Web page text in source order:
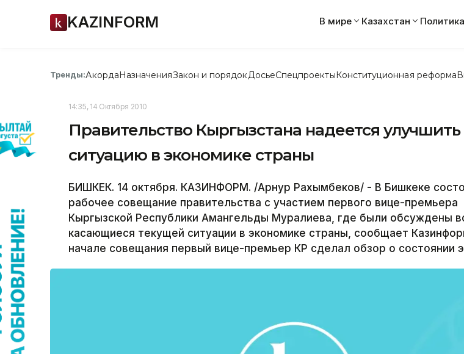
KAZINFORM В мире Казахстан Политика
Тренды:АкордаНазначенияЗакон и порядок ДосьеСпецпроектыКонституционная реформа
14:35, 14 Октября 2010
Правительство Кыргызстана надеется улучшить
ситуацию в экономике страны
БИШКЕК. 14 октября. КАЗИНФОРМ. /Арнур Рахымбеков/ - В Бишкеке
рабочее совещание правительства с участием первого вице-премьера
Кыргызской Республики Амангельды Муралиева, где были обсуждены
касающиеся текущей ситуации в экономике страны, сообщает
начале совещания первый вице-премьер КР сделал обзор о состоянии